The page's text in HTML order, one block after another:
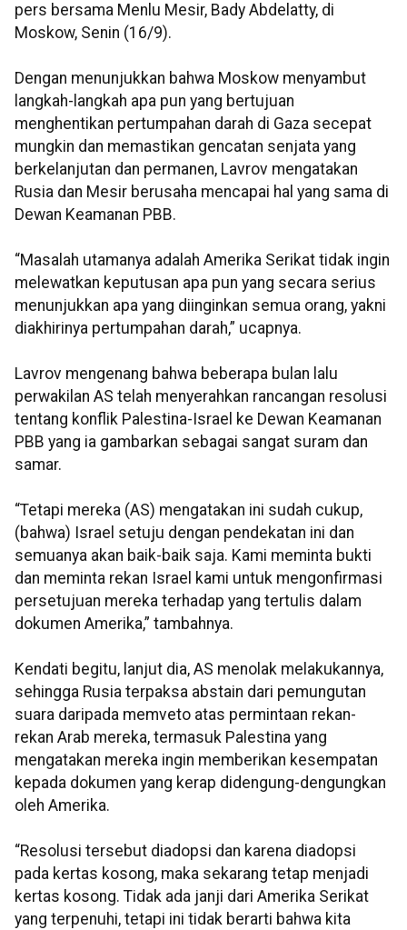
pers bersama Menlu Mesir, Bady Abdelatty, di
Moskow, Senin (16/9).
Dengan menunjukkan bahwa Moskow menyambut
langkah-langkah apa pun yang bertujuan
menghentikan pertumpahan darah di Gaza secepat
mungkin dan memastikan gencatan senjata yang
berkelanjutan dan permanen, Lavrov mengatakan
Rusia dan Mesir berusaha mencapai hal yang sama di
Dewan Keamanan PBB.
“Masalah utamanya adalah Amerika Serikat tidak ingin
melewatkan keputusan apa pun yang secara serius
menunjukkan apa yang diinginkan semua orang, yakni
diakhirinya pertumpahan darah,” ucapnya.
Lavrov mengenang bahwa beberapa bulan lalu
perwakilan AS telah menyerahkan rancangan resolusi
tentang konflik Palestina-Israel ke Dewan Keamanan
PBB yang ia gambarkan sebagai sangat suram dan
samar.
“Tetapi mereka (AS) mengatakan ini sudah cukup,
(bahwa) Israel setuju dengan pendekatan ini dan
semuanya akan baik-baik saja. Kami meminta bukti
dan meminta rekan Israel kami untuk mengonfirmasi
persetujuan mereka terhadap yang tertulis dalam
dokumen Amerika,” tambahnya.
Kendati begitu, lanjut dia, AS menolak melakukannya,
sehingga Rusia terpaksa abstain dari pemungutan
suara daripada memveto atas permintaan rekan-
rekan Arab mereka, termasuk Palestina yang
mengatakan mereka ingin memberikan kesempatan
kepada dokumen yang kerap didengung-dengungkan
oleh Amerika.
“Resolusi tersebut diadopsi dan karena diadopsi
pada kertas kosong, maka sekarang tetap menjadi
kertas kosong. Tidak ada janji dari Amerika Serikat
yang terpenuhi, tetapi ini tidak berarti bahwa kita